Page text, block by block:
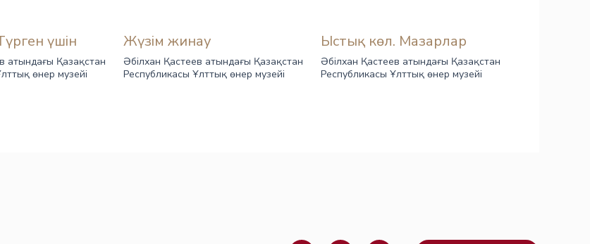
үшін
атындағы Қазақстан
өнер музейі
Жүзім жинау
Әбілхан Қастеев атындағы Қазақстан
Республикасы Ұлттық өнер музейі
Ыстық көл. Мазарлар
Әбілхан Қастеев атындағы Қазақстан
Республикасы Ұлттық өнер музейі